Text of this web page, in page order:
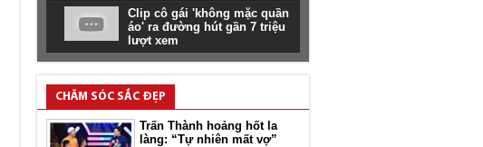
Clip cô gái 'không mặc quần
áo' ra đường hút gần 7 triệu
lượt xem
CHĂM SÓC SẮC ĐẸP
Trấn Thành hoảng hốt la
làng: “Tự nhiên mất vợ”